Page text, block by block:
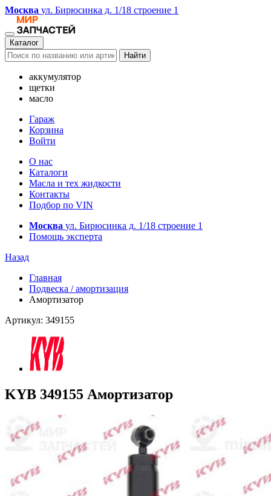
Москва ул. Бирюсинка д. 1/18 строение 1
Каталог
Найти
аккумулятор
щетки
масло
Гараж
Корзина
Войти
О нас
Каталоги
Масла и тех жидкости
Контакты
Подбор по VIN
Москва ул. Бирюсинка д. 1/18 строение 1
Помощь эксперта
Назад
Главная
Подвеска / амортизация
Амортизатор
Артикул: 349155
KYB 349155 Амортизатор